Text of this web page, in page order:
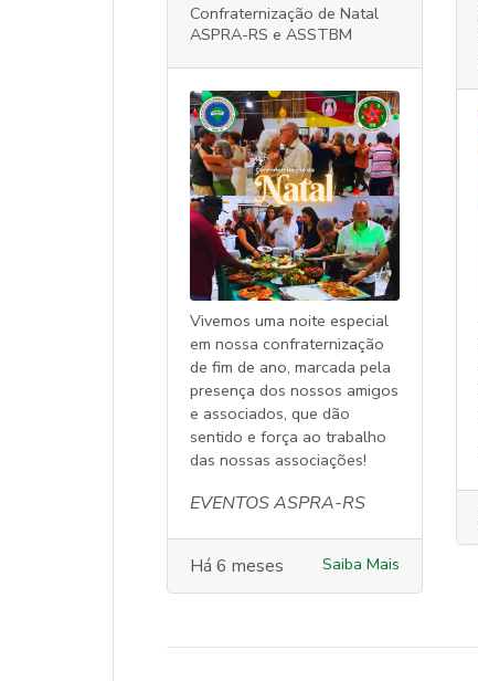
Confraternização de Natal
ASPRA-RS e ASSTBM
Vivemos uma noite especial
em nossa confraternização
de fim de ano, marcada pela
presença dos nossos amigos
e associados, que dão
sentido e força ao trabalho
das nossas associações!
EVENTOS ASPRA-RS
Há 6 meses Saiba Mais